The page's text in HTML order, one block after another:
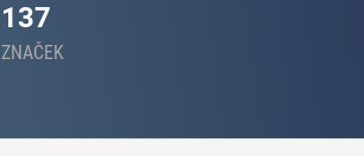
137
ZNAČEK